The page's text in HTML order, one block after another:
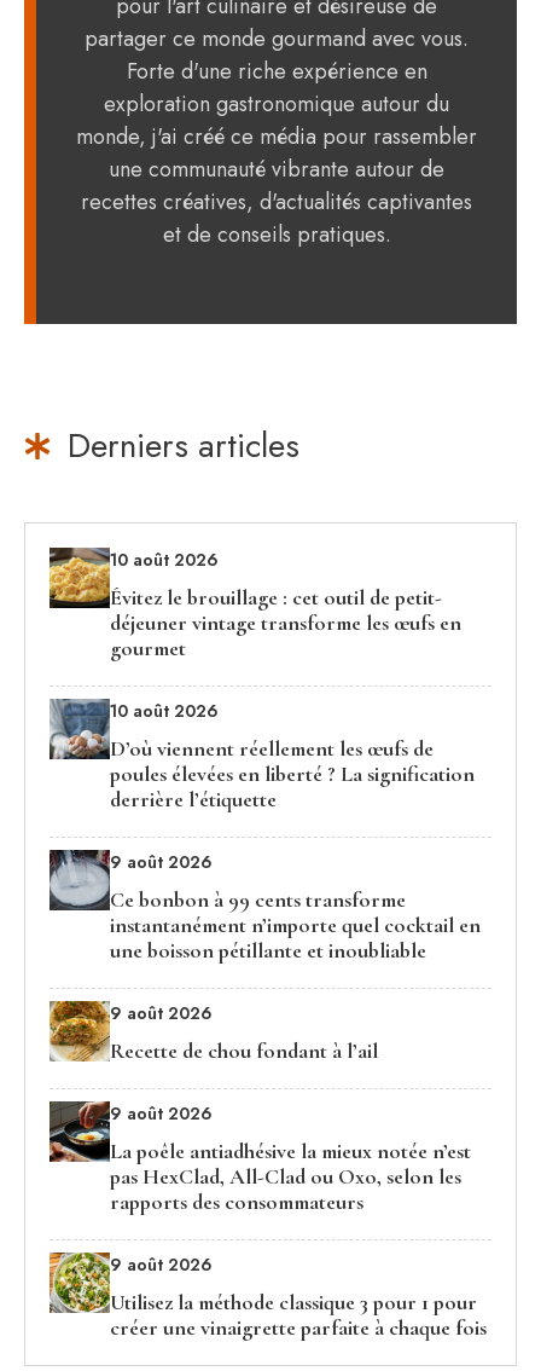
partager ce monde gourmand avec vous.
Forte d'une riche expérience en
exploration gastronomique autour du
monde, j'ai créé ce média pour rassembler
une communauté vibrante autour de
recettes créatives, d'actualités captivantes
et de conseils pratiques.
Derniers articles
10 août 2026
Évitez le brouillage : cet outil de petit-
déjeuner vintage transforme les œufs en
gourmet
10 août 2026
D’où viennent réellement les œufs de
poules élevées en liberté ? La signification
derrière l’étiquette
9 août 2026
Ce bonbon à 99 cents transforme
instantanément n’importe quel cocktail en
une boisson pétillante et inoubliable
9 août 2026
Recette de chou fondant à l’ail
9 août 2026
La poêle antiadhésive la mieux notée n’est
pas HexClad, All-Clad ou Oxo, selon les
rapports des consommateurs
9 août 2026
Utilisez la méthode classique 3 pour 1 pour
créer une vinaigrette parfaite à chaque fois